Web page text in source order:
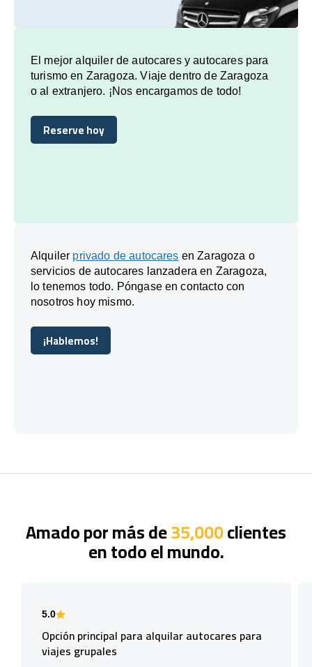
El mejor alquiler de autocares y autocares para
turismo en Zaragoza. Viaje dentro de Zaragoza
o al extranjero. ¡Nos encargamos de todo!
Reserve hoy
Reserve hoy
Alquiler privado de autocares en Zaragoza o
servicios de autocares lanzadera en Zaragoza,
lo tenemos todo. Póngase en contacto con
nosotros hoy mismo.
¡Hablemos!
¡Hablemos!
Amado por más de35,000clientes
en todo el mundo.
5.0
Opción principal para alquilar autocares para
viajes grupales